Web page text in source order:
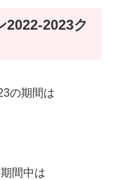
2022-2023ク
の期間は
間中は